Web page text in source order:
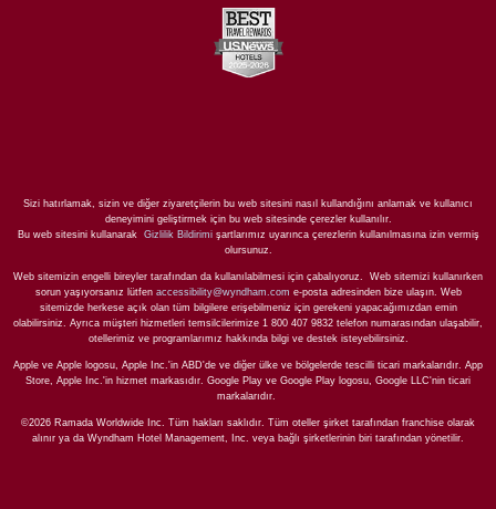
Sizi hatırlamak, sizin ve diğer ziyaretçilerin bu web sitesini nasıl kullandığını anlamak ve kullanıcı
deneyimini geliştirmek için bu web sitesinde çerezler kullanılır.
Bu web sitesini kullanarak Gizlilik Bildirimişartlarımız uyarınca çerezlerin kullanılmasına izin vermiş
olursunuz.
Web sitemizin engelli bireyler tarafından da kullanılabilmesi için çabalıyoruz. Web sitemizi kullanırken
sorun yaşıyorsanız lütfen accessibility@wyndham.com e-posta adresinden bize ulaşın. Web
sitemizde herkese açık olan tüm bilgilere erişebilmeniz için gerekeni yapacağımızdan emin
olabilirsiniz. Ayrıca müşteri hizmetleri temsilcilerimize 1 800 407 9832 telefon numarasından ulaşabilir,
otellerimiz ve programlarımız hakkında bilgi ve destek isteyebilirsiniz.
Apple ve Apple logosu, Apple Inc.'in ABD'de ve diğer ülke ve bölgelerde tescilli ticari markalarıdır. App
Store, Apple Inc.'in hizmet markasıdır. Google Play ve Google Play logosu, Google LLC'nin ticari
markalarıdır.
©2026 Ramada Worldwide Inc. Tüm hakları saklıdır. Tüm oteller şirket tarafından franchise olarak
alınır ya da Wyndham Hotel Management, Inc. veya bağlı şirketlerinin biri tarafından yönetilir.